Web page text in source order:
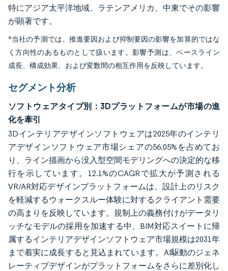
特にアジア太平洋地域、ラテンアメリカ、中東でその影響
が顕著です。
*当社の予測では、推進要因および抑制要因の影響を加算的ではな
く方向性のあるものとして扱います。影響予測は、ベースライン
成長、構成効果、および変数間の相互作用を反映しています。
セグメント分析
ソフトウェアタイプ別：3Dプラットフォームが市場の進
化を牽引
3Dインテリアデザインソフトウェアは2025年のインテリ
アデザインソフトウェア市場シェアの56.05%を占めてお
り、ライン描画から没入型空間モデリングへの決定的な移
行を示しています。12.1%のCAGRで拡大が予測される
VR/AR対応デザインプラットフォームは、設計上のリスク
を軽減するウォークスルー体験に対するクライアント需要
の高まりを反映しています。規制上の義務付けがデータリ
ッチなモデルの採用を加速する中、BIM対応スイートに帰
属するインテリアデザインソフトウェア市場規模は2031年
まで着実に成長すると見込まれています。AI駆動のジェネ
レーティブデザインがプラットフォームをさらに差別化し